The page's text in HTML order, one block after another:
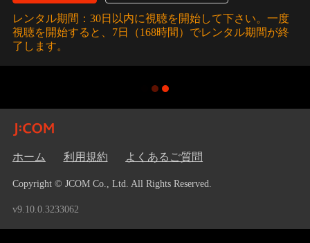
レンタル期間：30日以内に視聴を開始して下さい。一度
視聴を開始すると、7日（168時間）でレンタル期間が終
了します。
ホーム 利用規約 よくあるご質問
Copyright © JCOM Co., Ltd. All Rights Reserved.
v9.10.0.3233062